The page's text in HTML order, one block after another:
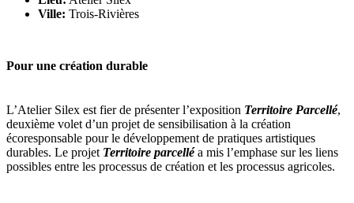
Ville: Trois-Rivières
Pour une création durable
L’Atelier Silex est fier de présenter l’exposition Territoire Parcellé,
deuxième volet d’un projet de sensibilisation à la création
écoresponsable pour le développement de pratiques artistiques
durables. Le projet Territoire parcelléa mis l’emphase sur les liens
possibles entre les processus de création et les processus agricoles.